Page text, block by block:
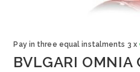
Pay in three equal instalments 3 x
BVLGARI OMNIA